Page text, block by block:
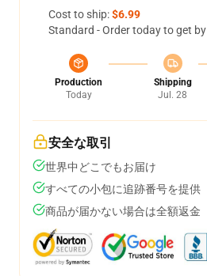
Cost to ship:$6.99
Standard - Order today to get by
Production
Today
Shipping
Jul. 28
安全な取引
世界中どこでもお届け
すべての小包に追跡番号を提供
商品が届かない場合は全額返金